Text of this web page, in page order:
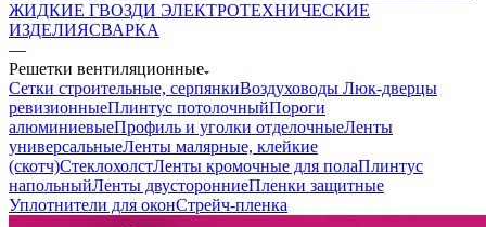
ЖИДКИЕ ГВОЗДИ ЭЛЕКТРОТЕХНИЧЕСКИЕ
ИЗДЕЛИЯСВАРКА
—
Решетки вентиляционные
Сетки строительные, серпянкиВоздуховоды Люк-дверцы
ревизионныеПлинтус потолочныйПороги
алюминиевыеПрофиль и уголки отделочныеЛенты
универсальныеЛенты малярные, клейкие
(скотч)СтеклохолстЛенты кромочные для полаПлинтус
напольныйЛенты двусторонниеПленки защитные
Уплотнители для оконСтрейч-пленка